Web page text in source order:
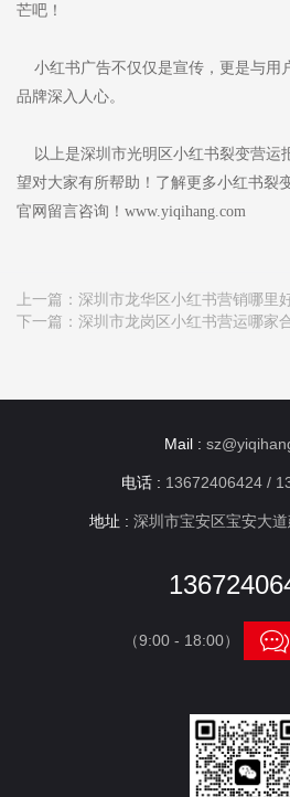
芒吧！
小红书广告不仅仅是宣传，更是与用
品牌深入人心。
以上是深圳市光明区小红书裂变营运
望对大家有所帮助！了解更多小红书裂
官网留言咨询！www.yiqihang.com
上一篇： 深圳市龙华区小红书营销哪里
下一篇： 深圳市龙岗区小红书营运哪家
Mail :
电话 : 13672406424 /
地址 : 深圳市宝安区宝安大
（9:00 - 18:00） 